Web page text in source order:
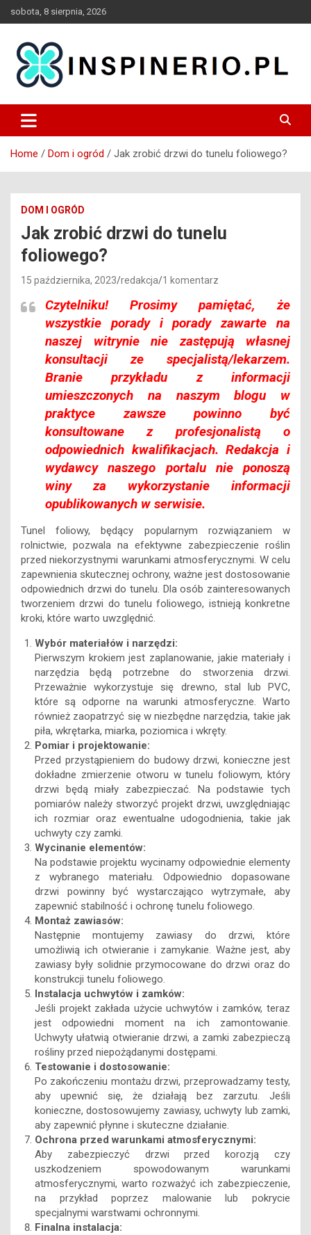
to
sobota, 8 sierpnia, 2026
Inspinerio
Home Dom i ogród Jak zrobić drzwi do tunelu foliowego?
DOM I OGRÓD
Jak zrobić drzwi do tunelu
foliowego?
15 października, 2023 redakcja 1 komentarz
Czytelniku!Prosimy pamiętać, że
wszystkie porady i porady zawarte na
naszej witrynie nie zastępują własnej
konsultacji ze specjalistą/lekarzem.
Branie przykładu z informacji
umieszczonych na naszym blogu w
praktyce zawsze powinno być
konsultowane z profesjonalistą o
odpowiednich kwalifikacjach. Redakcja i
wydawcy naszego portalu nie ponoszą
winy za wykorzystanie informacji
opublikowanych w serwisie.
Tunel foliowy, będący popularnym rozwiązaniem w
rolnictwie, pozwala na efektywne zabezpieczenie roślin
przed niekorzystnymi warunkami atmosferycznymi. W celu
zapewnienia skutecznej ochrony, ważne jest dostosowanie
odpowiednich drzwi do tunelu. Dla osób zainteresowanych
tworzeniem drzwi do tunelu foliowego, istnieją konkretne
kroki, które warto uwzględnić.
Wybór materiałów i narzędzi:
Pierwszym krokiem jest zaplanowanie, jakie materiały i
narzędzia będą potrzebne do stworzenia drzwi.
Przeważnie wykorzystuje się drewno, stal lub PVC,
które są odporne na warunki atmosferyczne. Warto
również zaopatrzyć się w niezbędne narzędzia, takie jak
piła, wkrętarka, miarka, poziomica i wkręty.
Pomiar i projektowanie:
Przed przystąpieniem do budowy drzwi, konieczne jest
dokładne zmierzenie otworu w tunelu foliowym, który
drzwi będą miały zabezpieczać. Na podstawie tych
pomiarów należy stworzyć projekt drzwi, uwzględniając
ich rozmiar oraz ewentualne udogodnienia, takie jak
uchwyty czy zamki.
Wycinanie elementów:
Na podstawie projektu wycinamy odpowiednie elementy
z wybranego materiału. Odpowiednio dopasowane
drzwi powinny być wystarczająco wytrzymałe, aby
zapewnić stabilność i ochronę tunelu foliowego.
Montaż zawiasów:
Następnie montujemy zawiasy do drzwi, które
umożliwią ich otwieranie i zamykanie. Ważne jest, aby
zawiasy były solidnie przymocowane do drzwi oraz do
konstrukcji tunelu foliowego.
Instalacja uchwytów i zamków:
Jeśli projekt zakłada użycie uchwytów i zamków, teraz
jest odpowiedni moment na ich zamontowanie.
Uchwyty ułatwią otwieranie drzwi, a zamki zabezpieczą
rośliny przed niepożądanymi dostępami.
Testowanie i dostosowanie:
Po zakończeniu montażu drzwi, przeprowadzamy testy,
aby upewnić się, że działają bez zarzutu. Jeśli
konieczne, dostosowujemy zawiasy, uchwyty lub zamki,
aby zapewnić płynne i skuteczne działanie.
Ochrona przed warunkami atmosferycznymi:
Aby zabezpieczyć drzwi przed korozją czy
uszkodzeniem spowodowanym warunkami
atmosferycznymi, warto rozważyć ich zabezpieczenie,
na przykład poprzez malowanie lub pokrycie
specjalnymi warstwami ochronnymi.
Finalna instalacja: